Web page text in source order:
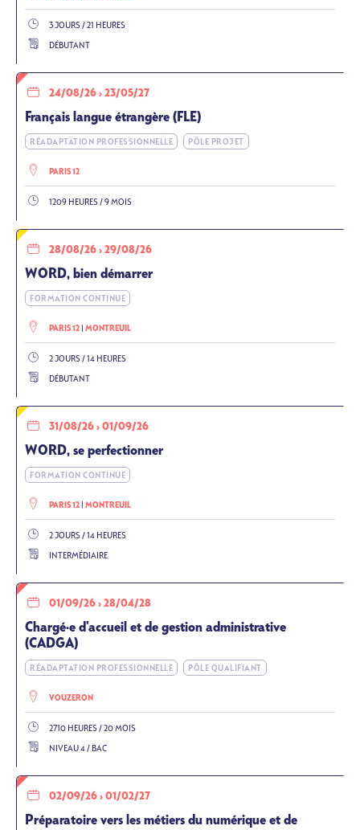
3 JOURS / 21 HEURES
DÉBUTANT
24/08/26 › 23/05/27
Français langue étrangère (FLE)
RÉADAPTATION PROFESSIONNELLE PÔLE PROJET
PARIS 12
1209 HEURES / 9 MOIS
28/08/26 › 29/08/26
WORD, bien démarrer
FORMATION CONTINUE
PARIS 12 MONTREUIL
2 JOURS / 14 HEURES
DÉBUTANT
31/08/26 › 01/09/26
WORD, se perfectionner
FORMATION CONTINUE
PARIS 12 MONTREUIL
2 JOURS / 14 HEURES
INTERMÉDIAIRE
01/09/26 › 28/04/28
Chargé·e d'accueil et de gestion administrative
(CADGA)
RÉADAPTATION PROFESSIONNELLE PÔLE QUALIFIANT
VOUZERON
2710 HEURES / 20 MOIS
NIVEAU 4 / BAC
02/09/26 › 01/02/27
Préparatoire vers les métiers du numérique et de